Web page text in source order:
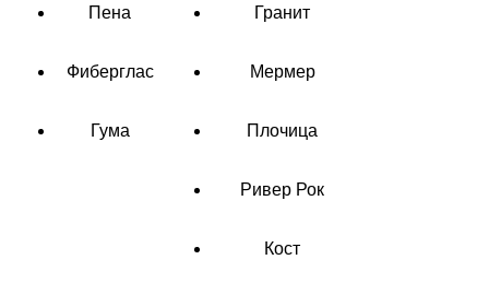
Пена Гранит
Фиберглас Мермер
Гума Плочица
Ривер Рок
Кост